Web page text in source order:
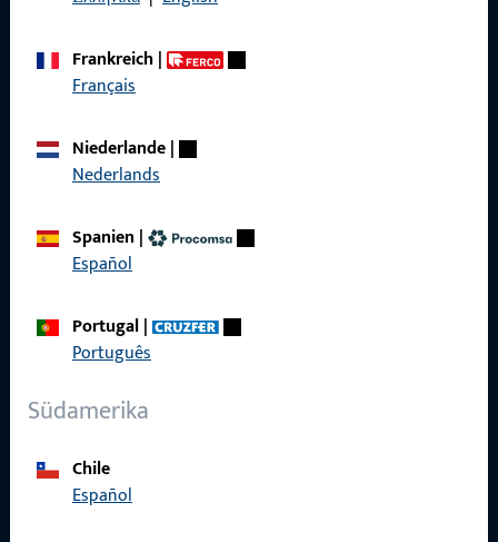
Frankreich|
Français
Niederlande|
Nederlands
Spanien |
Español
Portugal|
Português
Südamerika
Chile
Español
Schnelleinstieg
Über Uns
Referenzen